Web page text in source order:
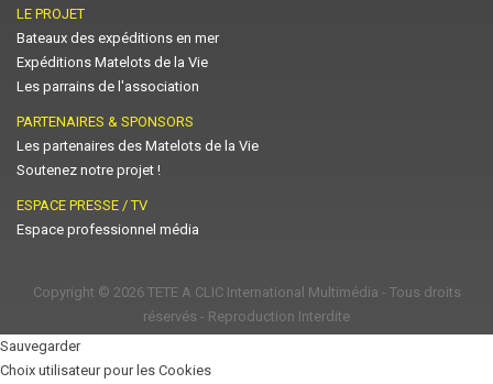
LE PROJET
Bateaux des expéditions en mer
Expéditions Matelots de la Vie
Les parrains de l'association
PARTENAIRES & SPONSORS
Les partenaires des Matelots de la Vie
Soutenez notre projet !
ESPACE PRESSE / TV
Espace professionnel média
Copyright © 2026 TETE A CLIC International Multimédia - Tous droits
réservés - Reproduction Interdite
Sauvegarder
Choix utilisateur pour les Cookies